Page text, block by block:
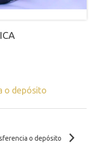
o depósito
o depósito